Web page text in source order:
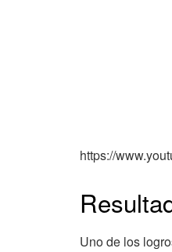
https://
Uno de los